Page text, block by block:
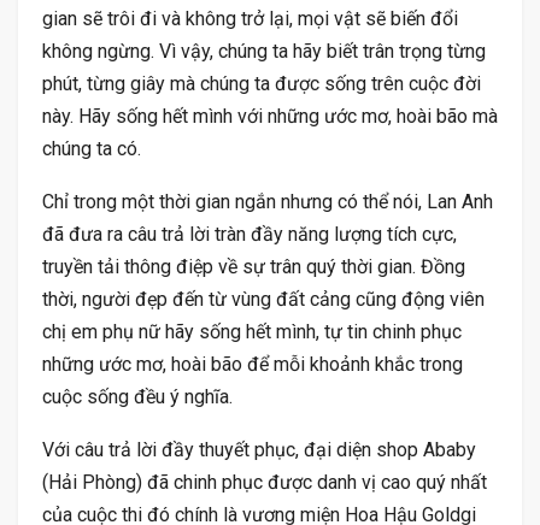
gian sẽ trôi đi và không trở lại, mọi vật sẽ biến đổi
không ngừng. Vì vậy, chúng ta hãy biết trân trọng từng
phút, từng giây mà chúng ta được sống trên cuộc đời
này. Hãy sống hết mình với những ước mơ, hoài bão mà
chúng ta có.
Chỉ trong một thời gian ngắn nhưng có thể nói, Lan Anh
đã đưa ra câu trả lời tràn đầy năng lượng tích cực,
truyền tải thông điệp về sự trân quý thời gian. Đồng
thời, người đẹp đến từ vùng đất cảng cũng động viên
chị em phụ nữ hãy sống hết mình, tự tin chinh phục
những ước mơ, hoài bão để mỗi khoảnh khắc trong
cuộc sống đều ý nghĩa.
Với câu trả lời đầy thuyết phục, đại diện shop Ababy
(Hải Phòng) đã chinh phục được danh vị cao quý nhất
của cuộc thi đó chính là vương miện Hoa Hậu Goldgi